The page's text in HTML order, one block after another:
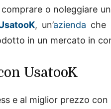
o noleggiare
, un’azienda che
in un mercato in
UsatooK
e al miglior prezzo con